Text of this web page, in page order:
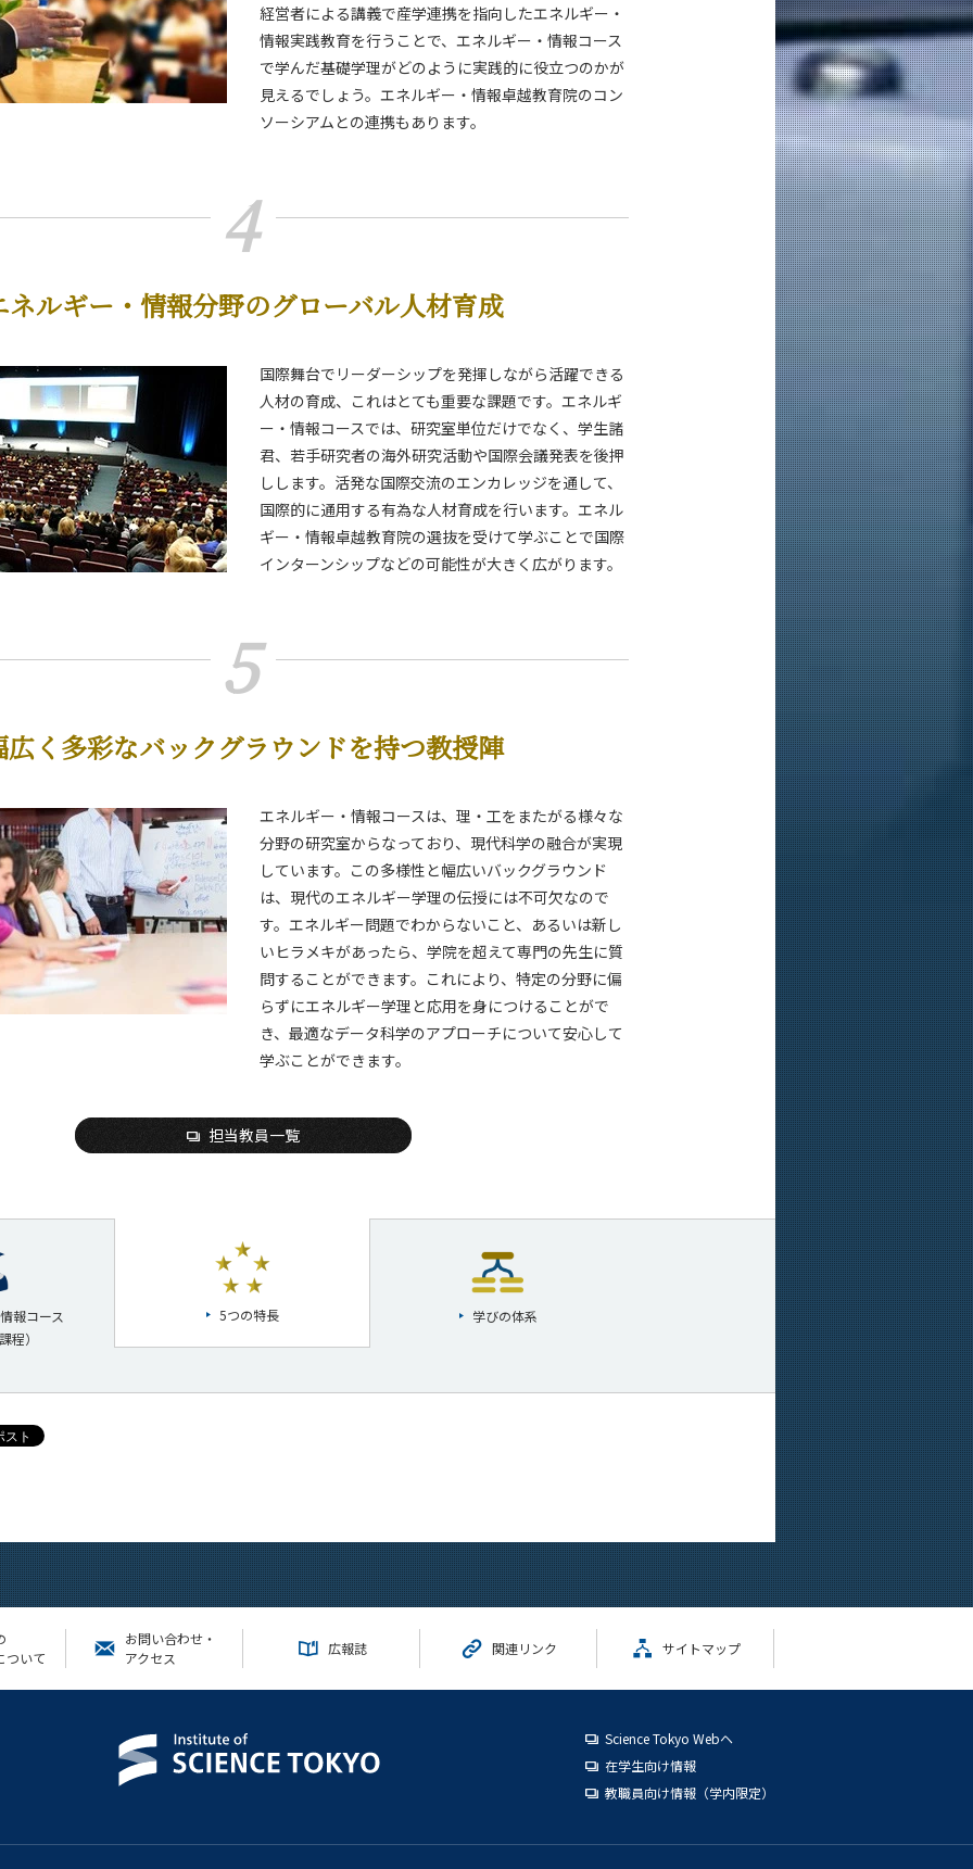
経営者による講義で産学連携を指向したエネルギー・
情報実践教育を行うことで、エネルギー・情報コース
で学んだ基礎学理がどのように実践的に役立つのかが
見えるでしょう。エネルギー・情報卓越教育院のコン
ソーシアムとの連携もあります。
4
ネルギー・情報分野のグローバル人材育成
国際舞台でリーダーシップを発揮しながら活躍できる
人材の育成、これはとても重要な課題です。エネルギ
ー・情報コースでは、研究室単位だけでなく、学生諸
君、若手研究者の海外研究活動や国際会議発表を後押
しします。活発な国際交流のエンカレッジを通して、
国際的に通用する有為な人材育成を行います。エネル
ギー・情報卓越教育院の選抜を受けて学ぶことで国際
インターンシップなどの可能性が大きく広がります。
5
広く多彩なバックグラウンドを持つ教授陣
エネルギー・情報コースは、理・工をまたがる様々な
分野の研究室からなっており、現代科学の融合が実現
しています。この多様性と幅広いバックグラウンド
は、現代のエネルギー学理の伝授には不可欠なので
す。エネルギー問題でわからないこと、あるいは新し
いヒラメキがあったら、学院を超えて専門の先生に質
問することができます。これにより、特定の分野に偏
らずにエネルギー学理と応用を身につけることがで
き、最適なデータ科学のアプローチについて安心して
学ぶことができます。
担当教員一覧
報コース
程）
5つの特長 学びの体系
ついて
お問い合わせ・
アクセス
広報誌 関連リンク サイトマップ
Science Tokyo Webヘ
在学生向け情報
教職員向け情報（学内限定）